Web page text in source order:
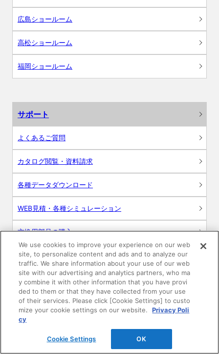
広島ショールーム
高松ショールーム
福岡ショールーム
サポート
よくあるご質問
カタログ閲覧・資料請求
各種データダウンロード
WEB見積・各種シミュレーション
交換用部品の購入
修理・点検
お問い合わせ
ログイン
建築・設計関係者様向けサイト
We use cookies to improve your experience on our web
site, to personalize content and ads and to analyze our
traffic. We share information about your use of our web
site with our advertising and analytics partners, who ma
y combine it with other information that you have provi
ded to them or that they have collected from your use
of their services. Please click [Cookie Settings] to custo
mize your cookie settings on our website.
Privacy Poli
cy
Cookie Settings OK